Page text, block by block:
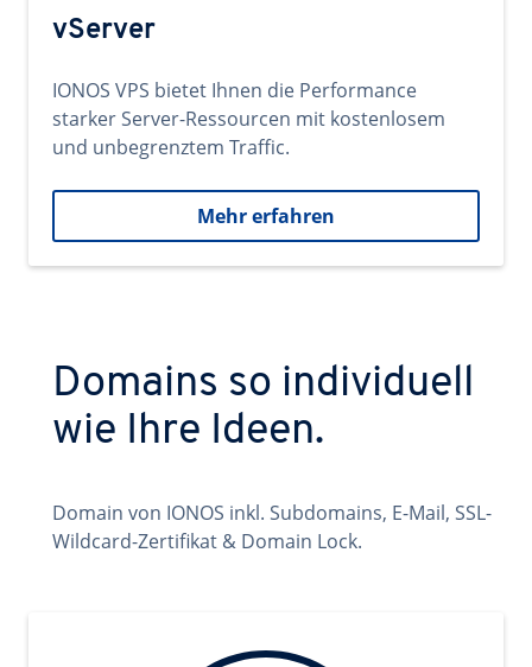
vServer
IONOS VPS bietet Ihnen die Performance
starker Server-Ressourcen mit kostenlosem
und unbegrenztem Traffic.
Mehr erfahren
Domains so individuell
wie Ihre Ideen.
Domain von IONOS inkl. Subdomains, E-Mail, SSL-
Wildcard-Zertifikat & Domain Lock.